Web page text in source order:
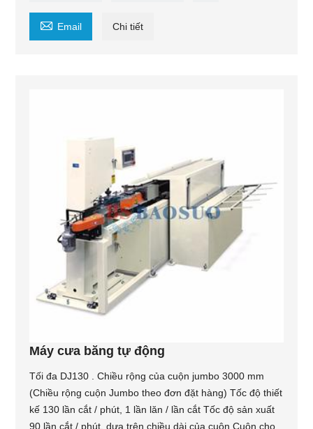
 Email Chi tiết
Máy cưa băng tự động
Tối đa DJ130 . Chiều rộng của cuộn jumbo 3000 mm
(Chiều rộng cuộn Jumbo theo đơn đặt hàng) Tốc độ thiết
kế 130 lần cắt / phút, 1 lần lăn / lần cắt Tốc độ sản xuất
90 lần cắt / phút, dựa trên chiều dài của cuộn Cuộn cho